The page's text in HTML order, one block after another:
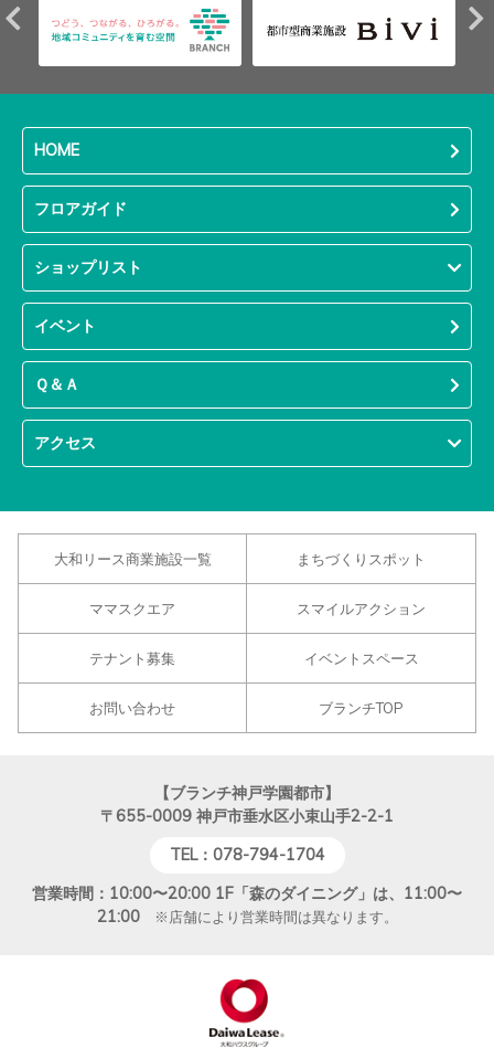
HOME
フロアガイド
ショップリスト
イベント
Ｑ＆Ａ
アクセス
大和リース商業施設一覧 まちづくりスポット
ママスクエア スマイルアクション
テナント募集 イベントスペース
お問い合わせ ブランチTOP
【ブランチ神戸学園都市】
〒655-0009 神戸市垂水区小束山手2-2-1
TEL：078-794-1704
営業時間：10:00〜20:00 1F「森のダイニング」は、11:00〜
21:00※店舗により営業時間は異なります。